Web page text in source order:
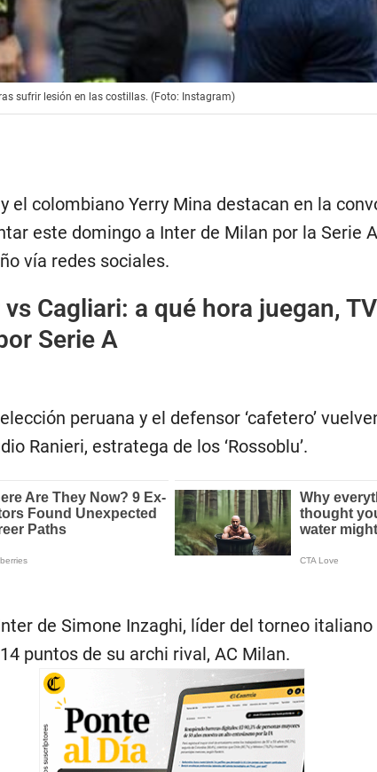
sufrir lesión en las costillas. (Foto: Instagram)
el colombiano Yerry Mina destacan en la
este domingo a Inter de Milan por la Serie
vía redes sociales.
Cagliari: a qué hora juegan,
Serie A
peruana y el defensor ‘cafetero’
Ranieri, estratega de los ‘Rossoblu’.
de Simone Inzaghi, líder del torneo italiano
puntos de su archi rival, AC Milan.